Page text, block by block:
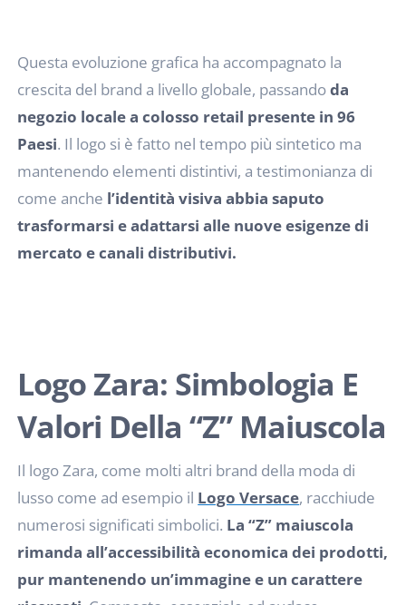
Questa evoluzione grafica ha accompagnato la
crescita del brand a livello globale, passandoda
negozio locale a colosso retail presente in 96
Paesi. Il logo si è fatto nel tempo più sintetico ma
mantenendo elementi distintivi, a testimonianza di
come anche l’identità visiva abbia saputo
trasformarsi e adattarsi alle nuove esigenze di
mercato e canali distributivi.
Logo Zara: Simbologia E
Valori Della “Z” Maiuscola
Il logo Zara, come molti altri brand della moda di
lusso come ad esempio il Logo Versace, racchiude
numerosi significati simbolici. La “Z” maiuscola
rimanda all’accessibilità economica dei prodotti,
pur mantenendo un’immagine e un carattere